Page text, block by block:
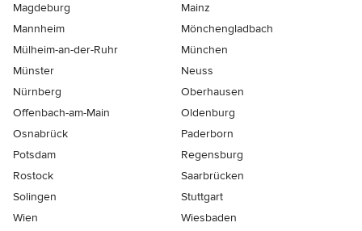
Magdeburg
Mainz
Mannheim
Mönchen­gladbach
Mülheim-an-der-Ruhr
München
Münster
Neuss
Nürnberg
Oberhausen
Offenbach-am-Main
Oldenburg
Osnabrück
Paderborn
Potsdam
Regensburg
Rostock
Saarbrücken
Solingen
Stuttgart
Wien
Wiesbaden